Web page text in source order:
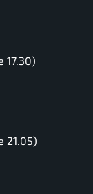
17.30)
21.05)